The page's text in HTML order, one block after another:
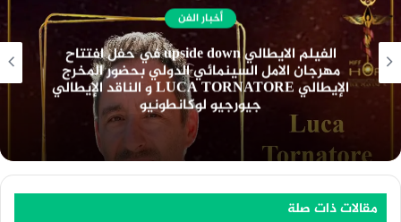
أخبار الفن
نادي السينما الافريقية يعرض فيلم ” تمساح النيل
” بسينما الهناجر السبت المقبل
مقالات ذات صلة